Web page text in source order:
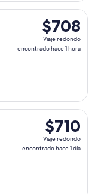
$708
Viaje
redondo,
$708
Viaje redondo
encontrado hace 1 hora
mié, 16 dic. desde
$710
Viaje
redondo,
$710
Viaje redondo
encontrado hace 1 día
mié, 18 nov.